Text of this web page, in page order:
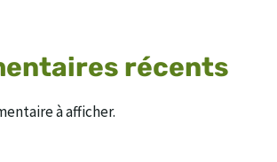
récents
à afficher.